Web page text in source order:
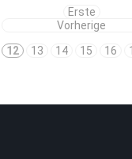
Erste
Vorherige
12 13 14 15 16